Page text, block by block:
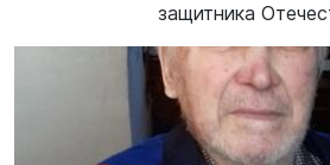
защитника